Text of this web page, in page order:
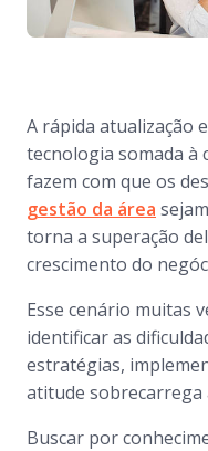
A rápida atualização
tecnologia somada à
fazem com que os
gestão da área
torna a superação
crescimento do
Esse cenário muitas
identificar as
estratégias,
atitude sobrecarrega
Buscar por